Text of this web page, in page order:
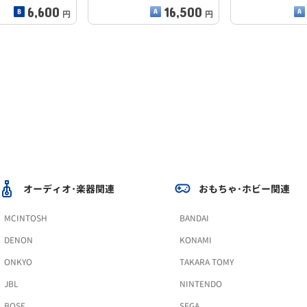
6,600 円 16,500 円
オーディオ･楽器関連
MCINTOSH
DENON
ONKYO
JBL
おもちゃ･ホビー関連
BANDAI
KONAMI
TAKARA TOMY
NINTENDO